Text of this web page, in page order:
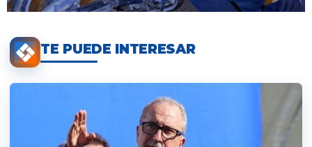
TE PUEDE INTERESAR